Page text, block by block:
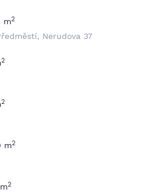
m2
Nerudova 37
2
2
m2
2